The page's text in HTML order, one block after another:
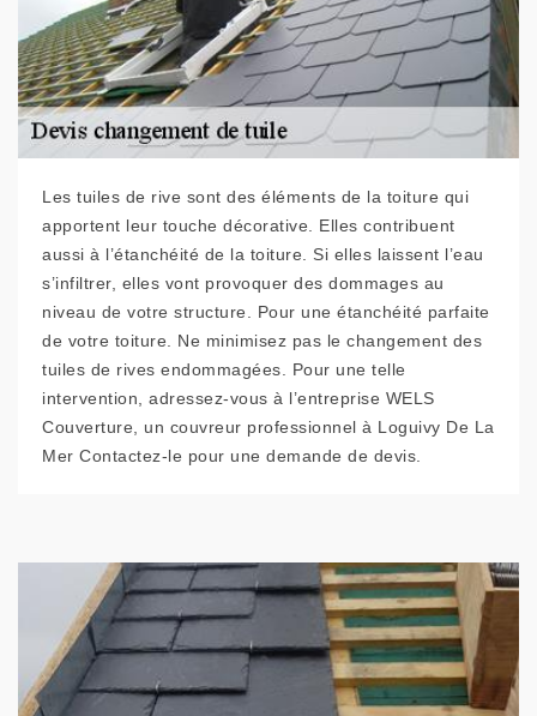
Les tuiles de rive sont des éléments de la toiture qui
apportent leur touche décorative. Elles contribuent
aussi à l’étanchéité de la toiture. Si elles laissent l’eau
s’infiltrer, elles vont provoquer des dommages au
niveau de votre structure. Pour une étanchéité parfaite
de votre toiture. Ne minimisez pas le changement des
tuiles de rives endommagées. Pour une telle
intervention, adressez-vous à l’entreprise WELS
Couverture, un couvreur professionnel à Loguivy De La
Mer Contactez-le pour une demande de devis.